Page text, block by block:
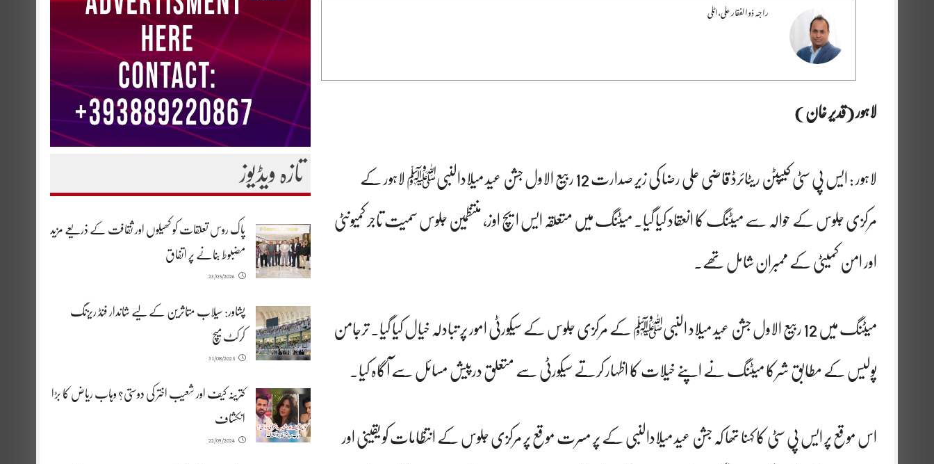
تازہ ویڈیوز
پاک روس تعلقات کو کھیلوں اور ثقافت کے ذریعے مزید
مضبوط بنانے پر اتفاق
23/05/2026
پشاور: سیلاب متاثرین کے لیے شاندار فنڈ ریزنگ
کرکٹ میچ
31/08/2025
کترینہ کیف اور شعیب اختر کی دوستی؟ وہاب ریاض کا بڑا
انکشاف
22/09/2024
راجہ ذوالفقار علی،اٹلی
لاہور (قدیر خان )
لاہور : ایس پی سٹی کیپٹن ریٹائرڈ قاضی علی رضا کی زیر صدارت 12 ربیع الاول جشن عید میلادالنبیﷺ لاہور کے
مرکزی جلوس کے حوالہ سے میٹنگ کا انعقاد کیا گیا۔ میٹنگ میں متعلقہ ایس ایچ اوز، منتظمین جلوس سمیت تاجر کمیونٹی
اور امن کمیٹی کے ممبران شامل تھے۔
میٹنگ میں 12 ربیع الاول جشن عید میلاد النبیﷺ کے مرکزی جلوس کے سیکورٹی امور پر تبادلہ خیال کیا گیا۔ ترجامن
پولیس کے مطابق شرکا میٹنگ نے اپنے خیلات کا اظہار کرتے سیکورٹی سے متعلق درپیش مسائل سے آگاہ کیا۔
اس موقع پر ایس پی سٹی کا کہنا تھا کہ جشن عید میلادالنبی کے پر مسرت موقع پر مرکزی جلوس کے انتظامات کو یقینی اور